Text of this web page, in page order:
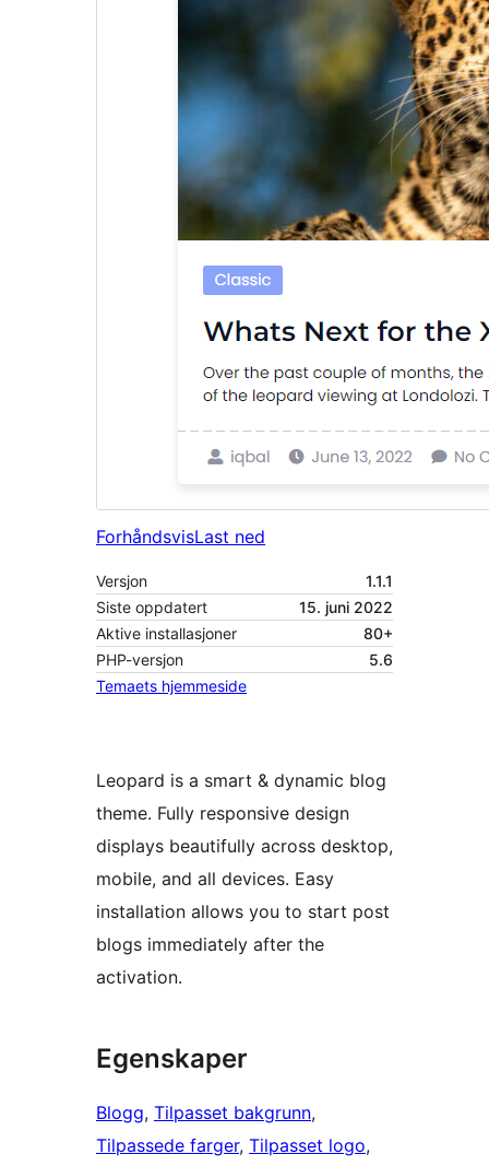
ForhåndsvisLast ned
Versjon
1.1.1
Siste oppdatert
15. juni 2022
Aktive installasjoner
80+
PHP-versjon
5.6
Temaets hjemmeside
Leopard is a smart & dynamic blog
theme. Fully responsive design
displays beautifully across desktop,
mobile, and all devices. Easy
installation allows you to start post
blogs immediately after the
activation.
Egenskaper
Blogg, Tilpasset bakgrunn
Tilpassede farger, Tilpasset logo